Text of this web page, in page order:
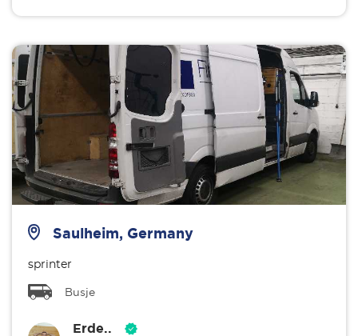
Saulheim, Germany
sprinter
Busje
Erde..